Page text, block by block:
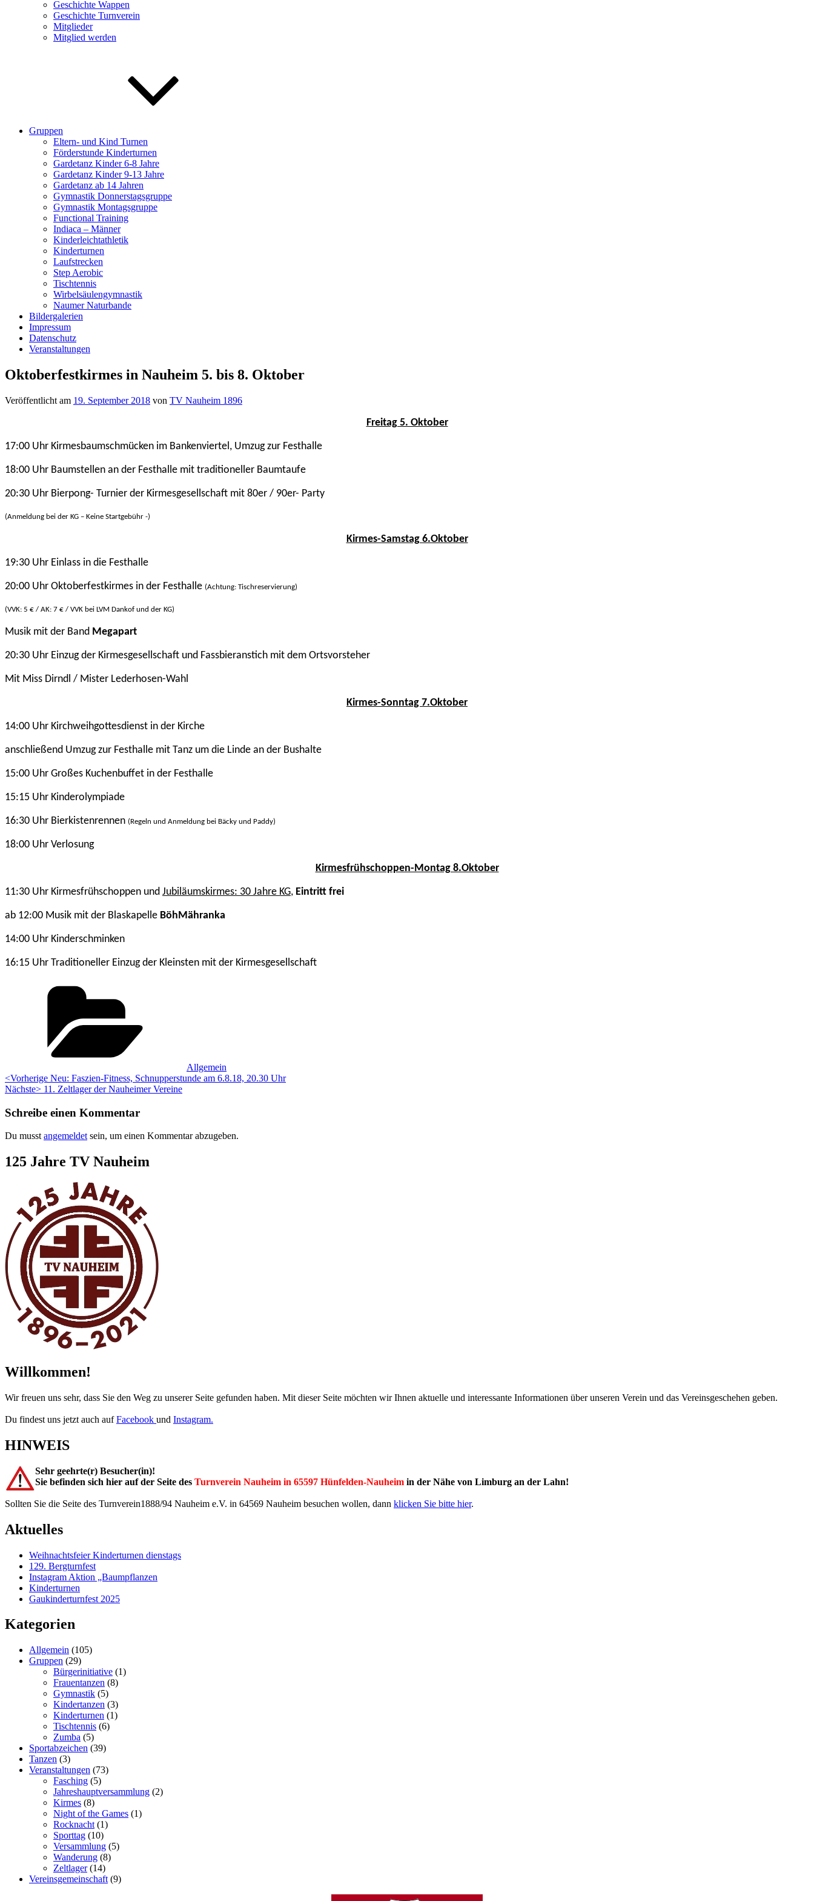
Geschichte Wappen
Geschichte Turnverein
Mitglieder
Mitglied werden
Gruppen
Eltern- und Kind Turnen
Förderstunde Kinderturnen
Gardetanz Kinder 6-8 Jahre
Gardetanz Kinder 9-13 Jahre
Gardetanz ab 14 Jahren
Gymnastik Donnerstagsgruppe
Gymnastik Montagsgruppe
Functional Training
Indiaca – Männer
Kinderleichtathletik
Kinderturnen
Laufstrecken
Step Aerobic
Tischtennis
Wirbelsäulengymnastik
Naumer Naturbande
Bildergalerien
Impressum
Datenschutz
Veranstaltungen
Oktoberfestkirmes in Nauheim 5. bis 8. Oktober
Veröffentlicht am 19. September 2018 von TV Nauheim 1896
Freitag 5. Oktober
17:00 Uhr Kirmesbaumschmücken im Bankenviertel, Umzug zur Festhalle
18:00 Uhr Baumstellen an der Festhalle mit traditioneller Baumtaufe
20:30 Uhr Bierpong- Turnier der Kirmesgesellschaft mit 80er / 90er- Party
(Anmeldung bei der KG – Keine Startgebühr -)
Kirmes-Samstag 6.Oktober
19:30 Uhr Einlass in die Festhalle
20:00 Uhr Oktoberfestkirmes in der Festhalle (Achtung: Tischreservierung)
(VVK: 5 € / AK: 7 € / VVK bei LVM Dankof und der KG)
Musik mit der Band Megapart
20:30 Uhr Einzug der Kirmesgesellschaft und Fassbieranstich mit dem Ortsvorsteher
Mit Miss Dirndl / Mister Lederhosen-Wahl
Kirmes-Sonntag 7.Oktober
14:00 Uhr Kirchweihgottesdienst in der Kirche
anschließend Umzug zur Festhalle mit Tanz um die Linde an der Bushalte
15:00 Uhr Großes Kuchenbuffet in der Festhalle
15:15 Uhr Kinderolympiade
16:30 Uhr Bierkistenrennen (Regeln und Anmeldung bei Bäcky und Paddy)
18:00 Uhr Verlosung
Kirmesfrühschoppen-Montag 8.Oktober
11:30 Uhr Kirmesfrühschoppen und Jubiläumskirmes: 30 Jahre KG, Eintritt frei
ab 12:00 Musik mit der Blaskapelle BöhMähranka
14:00 Uhr Kinderschminken
16:15 Uhr Traditioneller Einzug der Kleinsten mit der Kirmesgesellschaft
Allgemein
Beitragsnavigation
<Vorherige Vorheriger
Beitrag:
Neu: Faszien-Fitness, Schnupperstunde am 6.8.18, 20.30 Uhr
Nächste> Nächster
11. Zeltlager der Nauheimer Vereine
Schreibe einen Kommentar
Du musst angemeldet sein, um einen Kommentar abzugeben.
Zum
Footer
125 Jahre TV Nauheim
Willkommen!
Wir freuen uns sehr, dass Sie den Weg zu unserer Seite gefunden haben. Mit dieser Seite möchten wir Ihnen aktuelle und interessante Informationen über unseren Verein und das Vereinsgeschehen geben.
Du findest uns jetzt auch aufFacebook und Instagram.
HINWEIS
Sehr geehrte(r) Besucher(in)!
Sie befinden sich hier auf der Seite des Turnverein Nauheim in 65597 Hünfelden-Nauheim in der Nähe von Limburg an der Lahn!
Sollten Sie die Seite des Turnverein1888/94 Nauheim e.V. in 64569 Nauheim besuchen wollen, dann klicken Sie bitte hier.
Aktuelles
Weihnachtsfeier Kinderturnen dienstags
129. Bergturnfest
Instagram Aktion „Baumpflanzen
Kinderturnen
Gaukinderturnfest 2025
Kategorien
Allgemein (105)
Gruppen (29)
Bürgerinitiative (1)
Frauentanzen (8)
Gymnastik (5)
Kindertanzen (3)
Kinderturnen (1)
Tischtennis (6)
Zumba (5)
Sportabzeichen (39)
Tanzen (3)
Veranstaltungen (73)
Fasching (5)
Jahreshauptversammlung (2)
Kirmes (8)
Night of the Games (1)
Rocknacht (1)
Sporttag (10)
Versammlung (5)
Wanderung (8)
Zeltlager(14)
Vereinsgemeinschaft (9)